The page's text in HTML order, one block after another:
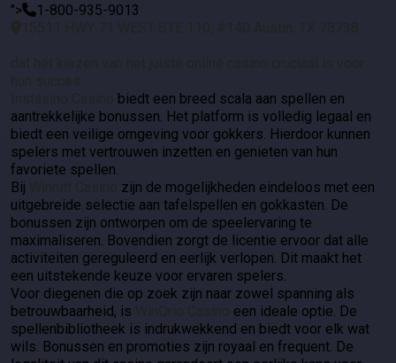
">
1-800-935-9013
biedt een breed scala aan spellen en
aantrekkelijke bonussen. Het platform is volledig legaal en
biedt een veilige omgeving voor gokkers. Hierdoor kunnen
spelers met vertrouwen inzetten en genieten van hun
favoriete spellen.
Bij
zijn de mogelijkheden eindeloos met een
uitgebreide selectie aan tafelspellen en gokkasten. De
bonussen zijn ontworpen om de speelervaring te
maximaliseren. Bovendien zorgt de licentie ervoor dat alle
activiteiten gereguleerd en eerlijk verlopen. Dit maakt het
een uitstekende keuze voor ervaren spelers.
Voor diegenen die op zoek zijn naar zowel spanning als
betrouwbaarheid, is
een ideale optie. De
spellenbibliotheek is indrukwekkend en biedt voor elk wat
wils. Bonussen en promoties zijn royaal en frequent. De